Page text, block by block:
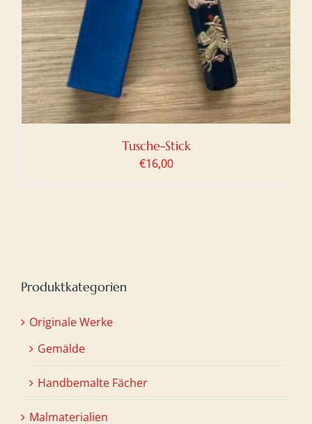
Tusche-Stick
€16,00
Produktkategorien
Originale Werke
Gemälde
Handbemalte Fächer
Malmaterialien